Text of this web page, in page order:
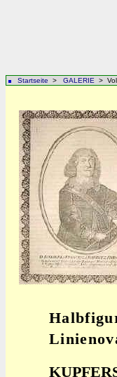
Startseite > GALERIE >